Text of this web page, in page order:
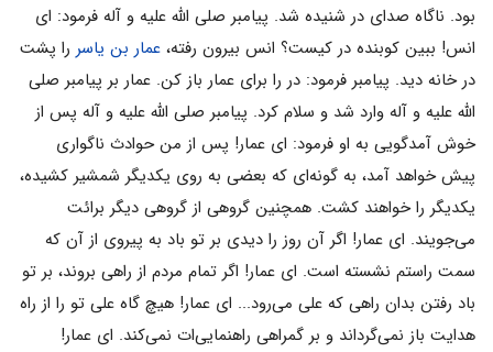
بود. ناگاه صدای در شنیده شد. پیامبر صلی الله علیه و آله فرمود: ای
انس! ببین کوبنده در کیست؟ انس بیرون رفته، عمار بن یاسر را پشت
در خانه دید. پیامبر فرمود: در را برای عمار باز کن. عمار بر پیامبر صلی
الله علیه و آله وارد شد و سلام کرد. پیامبر صلی الله علیه و آله پس از
خوش آمدگویی به او فرمود: ای عمار! پس از من حوادث ناگواری
پیش خواهد آمد، به گونه‌ای که بعضی به روی یکدیگر شمشیر کشیده،
یکدیگر را خواهند کشت. همچنین گروهی از گروهی دیگر برائت
می‌‌جویند. ای عمار! اگر آن روز را دیدی بر تو باد به پیروی از آن که
سمت راستم نشسته است. ای عمار! اگر تمام مردم از راهی بروند، بر تو
باد رفتن بدان راهی که علی می‌‌رود... ای عمار! هیچ گاه علی تو را از راه
هدایت باز نمی‌‌گرداند و بر گمراهی راهنمایی‌ات نمی‌‌کند. ای عمار!